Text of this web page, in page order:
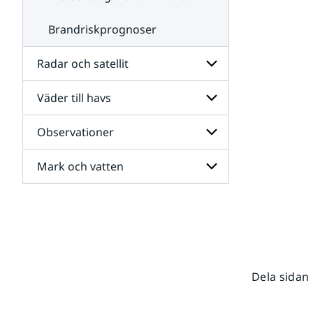
Brandriskprognoser
Radar och satellit
Undersidor
för
Radar
och
satellit
Väder till havs
Undersidor
för
Väder
till
havs
Observationer
Undersidor
för
Mark och vatten
Dela sidan